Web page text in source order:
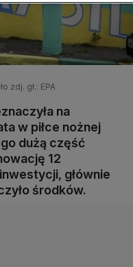
zdj. gł.: EPA
na
w piłce nożnej
dużą część
12
głównie
środków.